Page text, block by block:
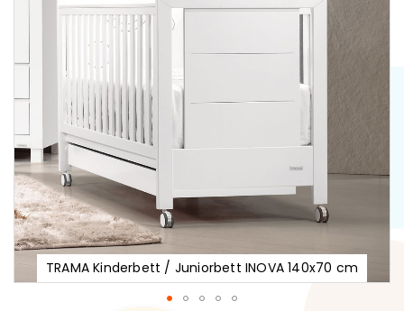
TRAMA Kinderbett / Juniorbett INOVA 140x70 cm